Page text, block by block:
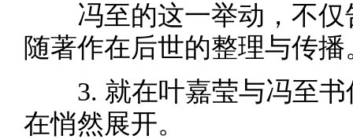
冯至的这一举动，不
随著作在后世的整理与传播
3. 就在叶嘉莹与冯至
在悄然展开。